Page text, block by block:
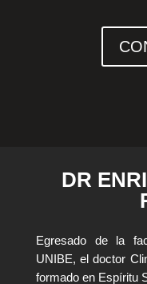
DR
Egresado de la
UNIBE, el doctor
formado en Espíritu